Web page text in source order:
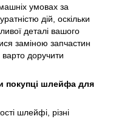
умовах за
дій, оскільки
деталі вашого
заміною запчастин
доручити
покупці шлейфа для
шлейфі, різні